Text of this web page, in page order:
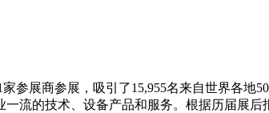
参展商参展，吸引了15,955名来自世界各
流的技术、设备产品和服务。根据历届展